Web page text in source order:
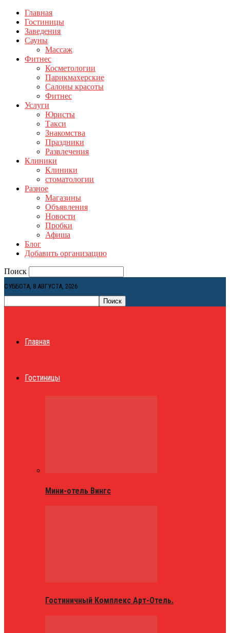
Главная
Гостиницы
Заведения
Сауны
Массаж
Фитнес
Косметологии
Парикмахерские
Салоны красоты
Фитнес
Услуги
Юристы
Такси
Знакомства
Праздники
Развлечения
Клиники
Клиники
стоматологии
Разное
Магазины
Объявления
Новости
Пробки
Афиша
Блог
Добавить организацию
Поиск
СУББОТА, 8 АВГУСТА, 2026
Главная
Гостиницы
Мини-отель Вингс
Гостиничный Комплекс Арт-Отель.